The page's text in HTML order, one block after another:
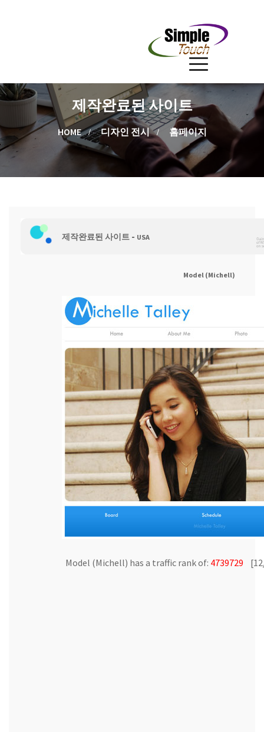
제작완료된 사이트
HOME 디자인 전시 홈페이지
제작완료된 사이트 - USA
Model (Michell)
Model (Michell) has a traffic rank of: 4739729